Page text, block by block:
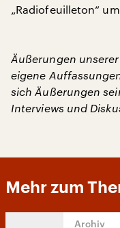
„Radiofeuilleton“
Äußerungen
eigene
sich Äußerungen
Interviews und
Mehr zum